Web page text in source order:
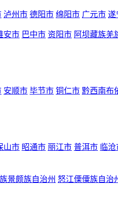
泸州市 德阳市 绵阳市 广元市 遂
安市 巴中市 资阳市 阿坝藏族羌
安顺市 毕节市 铜仁市 黔西南布
山市 昭通市 丽江市 普洱市 临
景颇族自治州 怒江傈僳族自治